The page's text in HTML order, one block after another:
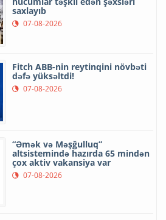
saxlayıb
07-08-2026
Fitch ABB-nin reytinqini növbəti
dəfə yüksəltdi!
07-08-2026
“Əmək və Məşğulluq”
altsistemində hazırda 65 mindən
çox aktiv vakansiya var
07-08-2026